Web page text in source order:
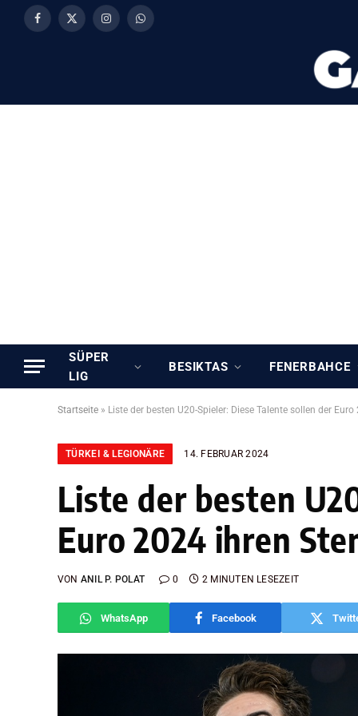
Facebook
X
InstagramWhatsApp
SÜPER
LIG
BESIKTAS FENERBAHCE
Startseite » Liste der besten U20-Spieler: Diese Talente sollen der
TÜRKEI & LEGIONÄRE 14. FEBRUAR 2024
Liste der besten
Euro 2024 ihren
VON ANIL P. POLAT 0 2 MINUTEN LESEZEIT
WhatsApp Facebook